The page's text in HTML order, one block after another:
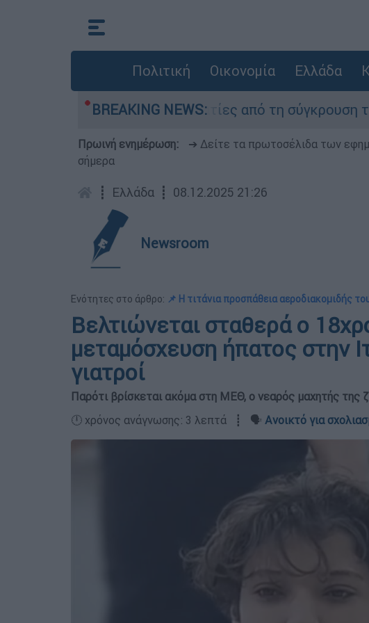
Πολιτική Οικονομία Ελλάδα
BREAKING NEWS:
οι δύο τραυματίες από τη σύγκρουση των
Πρωινή ενημέρωση: ➔ Δείτε τα πρωτοσέλιδα των
σήμερα
┋ Ελλάδα ┋ 08.12.2025 21:26
Newsroom
Ενότητες στο άρθρο: 📌 Η τιτάνια προσπάθεια αεροδιακομιδής
Βελτιώνεται σταθερά ο
μεταμόσχευση ήπατος στην
γιατροί
Παρότι βρίσκεται ακόμα στη ΜΕΘ, ο νεαρός μαχητής της
🕛 χρόνος ανάγνωσης: 3 λεπτά ┋ 🗣️ Ανοικτό για